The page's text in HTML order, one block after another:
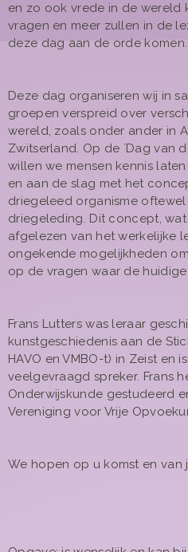
en zo ook vrede in de wereld
vragen en meer zullen in de
deze dag aan de orde komen.
Deze dag organiseren wij in
groepen verspreid over
wereld, zoals onder ander in
Zwitserland. Op de ´Dag van
willen we mensen kennis
en aan de slag met het
driegeleed organisme
driegeleding. Dit concept,
afgelezen van het werkelijke
ongekende mogelijkheden
op de vragen waar de
Frans Lutters was leraar
kunstgeschiedenis aan de
HAVO en VMBO-t) in Zeist en
veelgevraagd spreker. Frans
Onderwijskunde gestudeerd
Vereniging voor Vrije
We hopen op u komst en van